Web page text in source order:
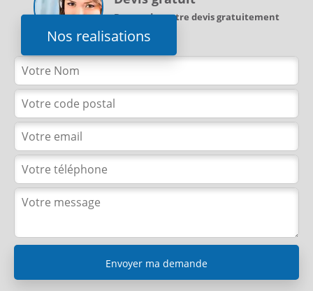
Nos realisations
Demandez votre devis gratuitement